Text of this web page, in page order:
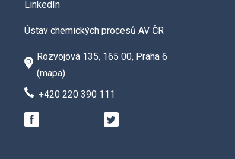
LinkedIn
Ústav chemických procesů AV ČR
Rozvojová 135, 165 00, Praha 6
(mapa)
+420 220 390 111